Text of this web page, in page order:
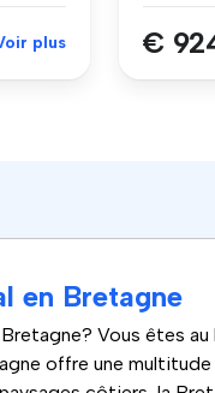
plus €
en Bretagne
Vous êtes
offre une